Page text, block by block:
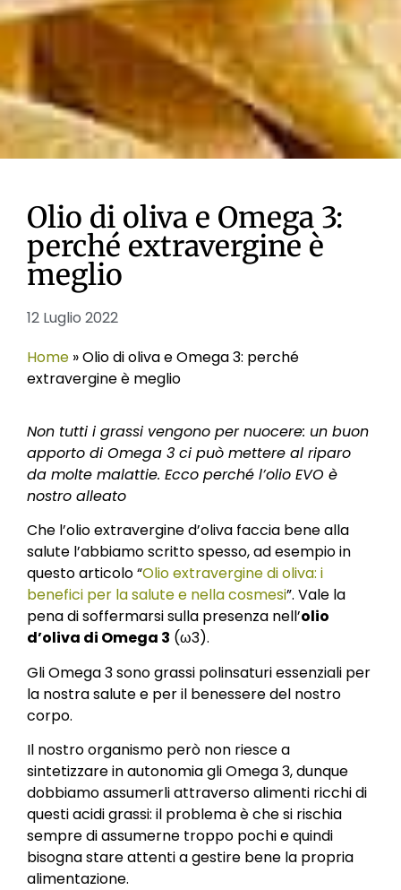
Olio di oliva e Omega 3:
perché extravergine è
meglio
12 Luglio 2022
Home »Olio di oliva e Omega 3: perché
extravergine è meglio
Non tutti i grassi vengono per nuocere: un buon
apporto di Omega 3 ci può mettere al riparo
da molte malattie. Ecco perché l’olio EVO è
nostro alleato
Che l’olio extravergine d’oliva faccia bene alla
salute l’abbiamo scritto spesso, ad esempio in
questo articolo “Olio extravergine di oliva: i
benefici per la salute e nella cosmesi”. Vale la
pena di soffermarsi sulla presenza nell’olio
d’oliva di Omega 3 (ω3).
Gli Omega 3 sono grassi polinsaturi essenziali per
la nostra salute e per il benessere del nostro
corpo.
Il nostro organismo però non riesce a
sintetizzare in autonomia gli Omega 3, dunque
dobbiamo assumerli attraverso alimenti ricchi di
questi acidi grassi: il problema è che si rischia
sempre di assumerne troppo pochi e quindi
bisogna stare attenti a gestire bene la propria
alimentazione.